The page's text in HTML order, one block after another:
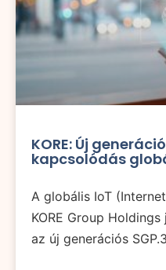
KORE: Új
kapcsolódás
A globális IoT
KORE Group
az új generációs